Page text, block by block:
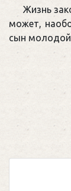
Жизнь
может,
сын